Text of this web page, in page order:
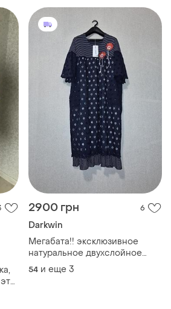
2900 грн 6
Darkwin
Мегабата!! эксклюзивное
натуральное двухслойное
платье прошва darkwin
(туречна) с карманами
54 и еще 3